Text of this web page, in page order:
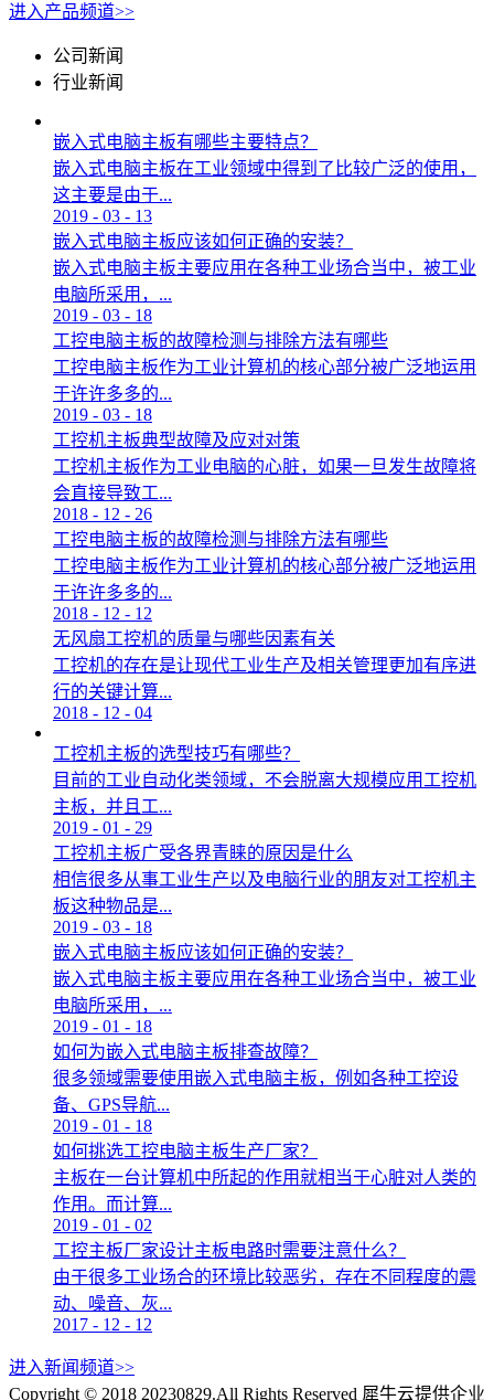
进入产品频道>>
公司新闻
行业新闻
嵌入式电脑主板有哪些主要特点？
嵌入式电脑主板在工业领域中得到了比较广泛的使用，
这主要是由于...
2019 - 03 - 13
嵌入式电脑主板应该如何正确的安装？
嵌入式电脑主板主要应用在各种工业场合当中，被工业
电脑所采用，...
2019 - 03 - 18
工控电脑主板的故障检测与排除方法有哪些
工控电脑主板作为工业计算机的核心部分被广泛地运用
于许许多多的...
2019 - 03 - 18
工控机主板典型故障及应对对策
工控机主板作为工业电脑的心脏，如果一旦发生故障将
会直接导致工...
2018 - 12 - 26
工控电脑主板的故障检测与排除方法有哪些
工控电脑主板作为工业计算机的核心部分被广泛地运用
于许许多多的...
2018 - 12 - 12
无风扇工控机的质量与哪些因素有关
工控机的存在是让现代工业生产及相关管理更加有序进
行的关键计算...
2018 - 12 - 04
工控机主板的选型技巧有哪些？
目前的工业自动化类领域，不会脱离大规模应用工控机
主板，并且工...
2019 - 01 - 29
工控机主板广受各界青睐的原因是什么
相信很多从事工业生产以及电脑行业的朋友对工控机主
板这种物品是...
2019 - 03 - 18
嵌入式电脑主板应该如何正确的安装？
嵌入式电脑主板主要应用在各种工业场合当中，被工业
电脑所采用，...
2019 - 01 - 18
如何为嵌入式电脑主板排查故障？
很多领域需要使用嵌入式电脑主板，例如各种工控设
备、GPS导航...
2019 - 01 - 18
如何挑选工控电脑主板生产厂家？
主板在一台计算机中所起的作用就相当于心脏对人类的
作用。而计算...
2019 - 01 - 02
工控主板厂家设计主板电路时需要注意什么？
由于很多工业场合的环境比较恶劣，存在不同程度的震
动、噪音、灰...
2017 - 12 - 12
进入新闻频道>>
Copyright © 2018 20230829.All Rights Reserved 犀牛云提供企业